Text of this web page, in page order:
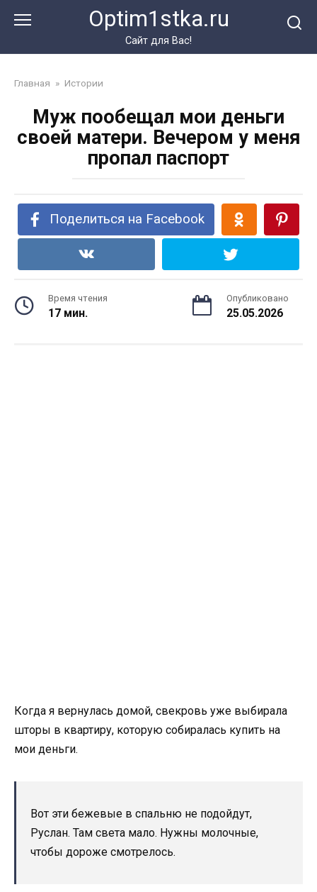
Optim1stka.ru
Сайт для Вас!
Главная » Истории
Муж пообещал мои деньги
своей матери. Вечером у меня
пропал паспорт
Поделиться на Facebook
Время чтения
17 мин.
Опубликовано
25.05.2026
Когда я вернулась домой, свекровь уже выбирала
шторы в квартиру, которую собиралась купить на
мои деньги.
Вот эти бежевые в спальню не подойдут,
Руслан. Там света мало. Нужны молочные,
чтобы дороже смотрелось.